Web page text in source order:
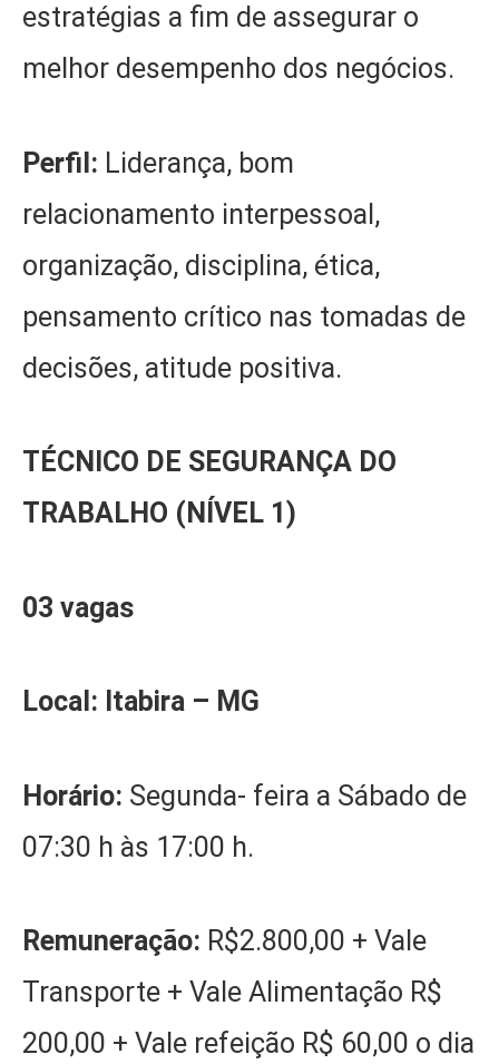
estratégias a fim de assegurar o
melhor desempenho dos negócios.
Perfil: Liderança, bom
relacionamento interpessoal,
organização, disciplina, ética,
pensamento crítico nas tomadas de
decisões, atitude positiva.
TÉCNICO DE SEGURANÇA DO
TRABALHO (NÍVEL 1)
03 vagas
Local: Itabira – MG
Horário: Segunda- feira a Sábado de
07:30 h às 17:00 h.
Remuneração: R$2.800,00 + Vale
Transporte + Vale Alimentação R$
200,00 + Vale refeição R$ 60,00 o dia